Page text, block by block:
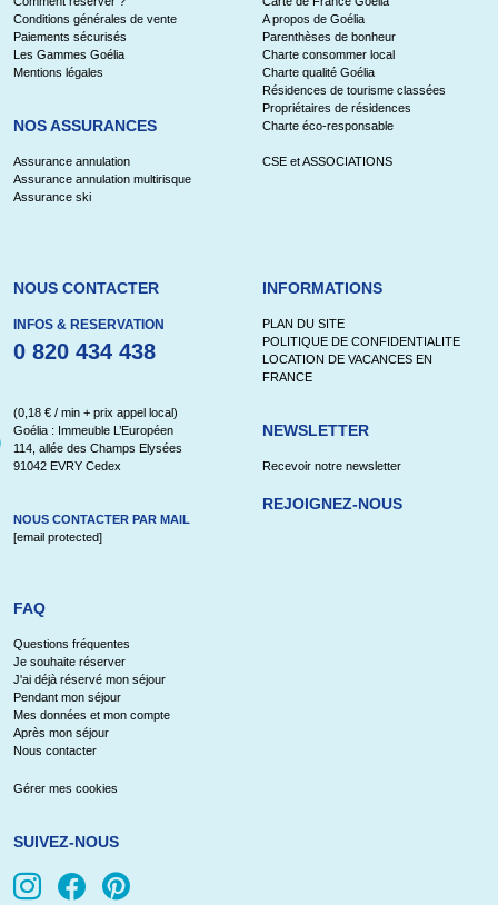
Conditions générales de vente
Paiements sécurisés
Les Gammes Goélia
Mentions légales
NOS ASSURANCES
Assurance annulation
Assurance annulation multirisque
Assurance ski
A propos de Goélia
Parenthèses de bonheur
Charte consommer local
Charte qualité Goélia
Résidences de tourisme classées
Propriétaires de résidences
Charte éco-responsable
CSE et ASSOCIATIONS
NOUS CONTACTER
INFOS & RESERVATION
0 820 434 438
(0,18 € / min + prix appel local)
Goélia : Immeuble L’Européen
114, allée des Champs Elysées
91042 EVRY Cedex
NOUS CONTACTER PAR MAIL
[email protected]
INFORMATIONS
PLAN DU SITE
POLITIQUE DE CONFIDENTIALITE
LOCATION DE VACANCES EN
FRANCE
NEWSLETTER
Recevoir notre newsletter
REJOIGNEZ-NOUS
FAQ
Questions fréquentes
Je souhaite réserver
J'ai déjà réservé mon séjour
Pendant mon séjour
Mes données et mon compte
Après mon séjour
Nous contacter
Gérer mes cookies
SUIVEZ-NOUS